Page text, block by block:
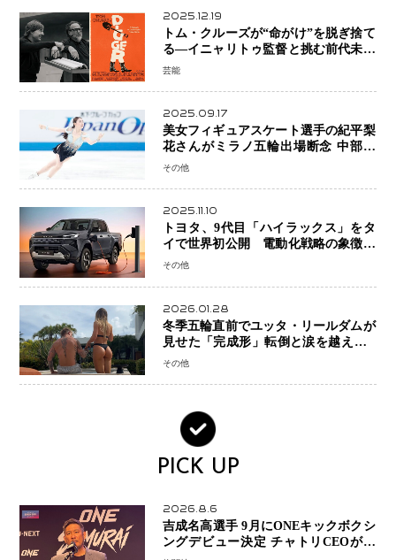
2025.12.19
トム・クルーズが“命がけ”を脱ぎ捨て
る―イニャリトゥ監督と挑む前代未聞
の大惨事コメディ「DIGGER ディガ
芸能
2025.09.17
美女フィギュアスケート選手の紀平梨
花さんがミラノ五輪出場断念 中部選
手権欠場を発表「安全最優先の判断」
その他
2025.11.10
トヨタ、9代目「ハイラックス」をタ
イで世界初公開 電動化戦略の象徴と
なるBEVモデルを初設定
その他
2026.01.28
冬季五輪直前でユッタ・リールダムが
見せた「完成形」転倒と涙を越えて─
ミラノで金を狙うオランダ女王の現在
その他
PICK UP
2026.8.6
吉成名高選手 9月にONEキックボクシ
ングデビュー決定 チャトリCEOがサ